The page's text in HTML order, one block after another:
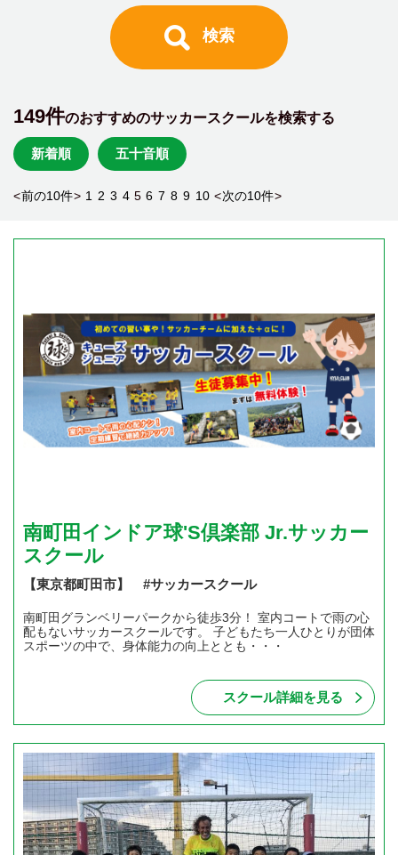
検索
149件のおすすめのサッカースクールを検索する
新着順 五十音順
<前の10件> 1 2 3 4 5 6 7 8 9 10 <次の10件>
南町田インドア球'S倶楽部 Jr.サッカー
スクール
【東京都町田市】 #サッカースクール
南町田グランベリーパークから徒歩3分！ 室内コートで雨の心
配もないサッカースクールです。 子どもたち一人ひとりが団体
スポーツの中で、身体能力の向上ととも・・・
スクール詳細を見る